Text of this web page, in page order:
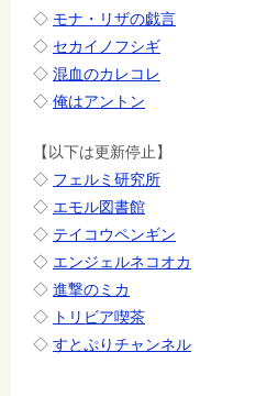
◇ モナ・リザの戯言
◇ セカイノフシギ
◇ 混血のカレコレ
◇ 俺はアントン
【以下は更新停止】
◇ フェルミ研究所
◇ エモル図書館
◇ テイコウペンギン
◇ エンジェルネコオカ
◇ 進撃のミカ
◇ トリビア喫茶
◇ すとぷりチャンネル